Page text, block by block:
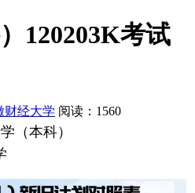
120203K考试
财经大学 阅读： 1560
（本科）